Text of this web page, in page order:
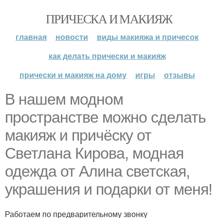
ПРИЧЕСКА И МАКИЯЖ
главная новости
виды макияжа и причесок
как делать прически и макияж
прически и макияж на дому
игры отзывы
В нашем модном
пространстве можно сделать
макияж и причёску от
Светлана Кирова, модная
одежда от Алина светская,
украшения и подарки от меня!
Работаем по предварительному звонку